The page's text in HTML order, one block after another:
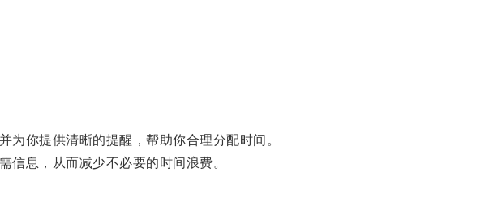
你提供清晰的提醒，帮助你合理分配时间。
息，从而减少不必要的时间浪费。